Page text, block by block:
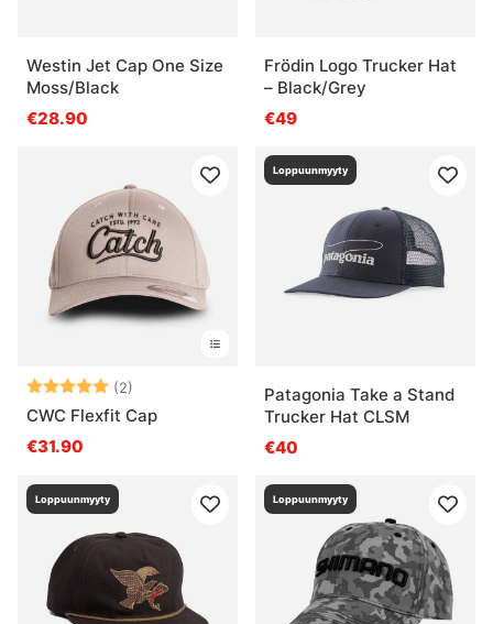
Westin Jet Cap One Size
Moss/Black
€28.90
Frödin Logo Trucker Hat
– Black/Grey
€49
Arvio: (2)
5.0 5:sta tähdestä
CWC Flexfit Cap
€31.90
Loppuunmyyty
Patagonia Take a Stand
Trucker Hat CLSM
€40
Loppuunmyyty Loppuunmyyty